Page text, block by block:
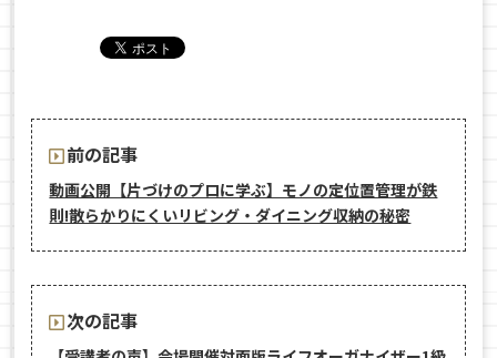
前の記事
動画公開【片づけのプロに学ぶ】モノの定位置管理が鉄
則!散らかりにくいリビング・ダイニング収納の秘密
次の記事